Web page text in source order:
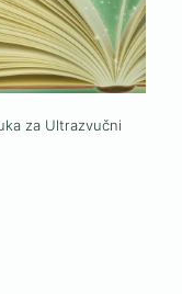
za Ultrazvučni